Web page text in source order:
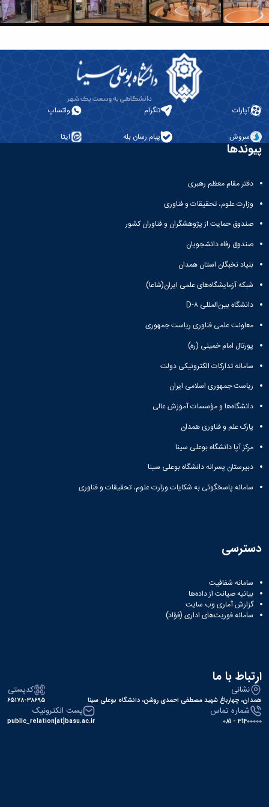
دانشگاه
آپارات تلگرام واتساپ
سروش پیام رسان بله ایتا
پیوندها
دفتر مقام معظم رهبری
وزارت علوم، تحقیقات و فناوری
صندوق حمایت از پژوهشگران و فناوران کشور
صندوق رفاه دانشجویان
بنیاد نخبگان استان همدان
شبکه آزمایشگاه‌های علمی ایران(شاعا)
دانشگاه بین‌المللی D-۸
معاونت علمی فناوری ریاست جمهوری
پورتال امام خمینی (ره)
سامانه تدارکات الکترونیکی دولت
ریاست جمهوری اسلامی ایران
دانشگاه‌ها و مؤسسات آموزش عالی
پارک علم و فناوری همدان
مرکز آپا دانشگاه بوعلی سینا
دبیرستان پسرانه دانشگاه بوعلی سینا
سامانه پاسخگوئی به شکایات وزارت علوم، تحقیقات و فناوری
دسترسی
سامانه شفافیت
بیانیه صیانت از داده‌ها
گزارش آماری وب‌ سایت
سامانه فوریت‌های اداری (فؤاد)
ارتباط با ما
نشانی
همدان، چهارباغ شهید مصطفی احمدی روشن، دانشگاه بوعلی سینا
کدپستی
۶۵۱۷۸-۳۸۶۹۵
شماره تماس
31400000 - 081
پست الکترونیک
public_relation[at]basu.ac.ir